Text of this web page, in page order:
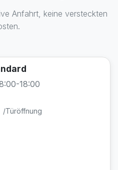
Anfahrt, keine versteckten
18:00
/Türöffnung